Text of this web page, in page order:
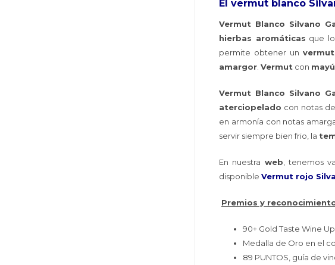
El vermut blanco
Vermut Blanco Silvano
hierbas aromáticas que
permite obtener un vermut
amargor. Vermut con
Vermut Blanco Silvano
aterciopelado con notas de
en armonía con notas
servir siempre bien frio, la
En nuestra web, tenemos
disponible Vermut rojo
Premios y
90+ Gold Taste Wine
Medalla de Oro en el
89 PUNTOS, guía de